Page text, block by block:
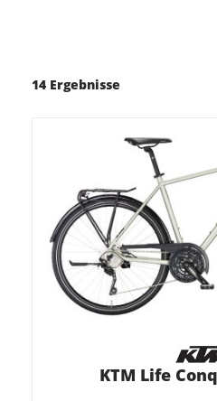
14 Ergebnisse
KTM Life